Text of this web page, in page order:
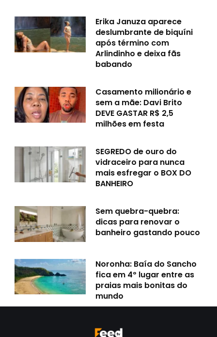
Erika Januza aparece
deslumbrante de biquíni
após término com
Arlindinho e deixa fãs
babando
Casamento milionário e
sem a mãe: Davi Brito
DEVE GASTAR R$ 2,5
milhões em festa
SEGREDO de ouro do
vidraceiro para nunca
mais esfregar o BOX DO
BANHEIRO
Sem quebra-quebra:
dicas para renovar o
banheiro gastando pouco
Noronha: Baía do Sancho
fica em 4º lugar entre as
praias mais bonitas do
mundo